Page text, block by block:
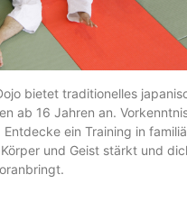
bietet traditionelles
ab 16 Jahren an.
ein Training in
und Geist stärkt und